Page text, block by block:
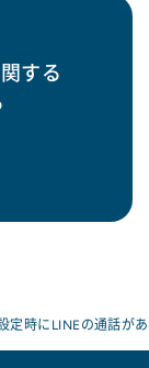
する
定時にLINEの通話が